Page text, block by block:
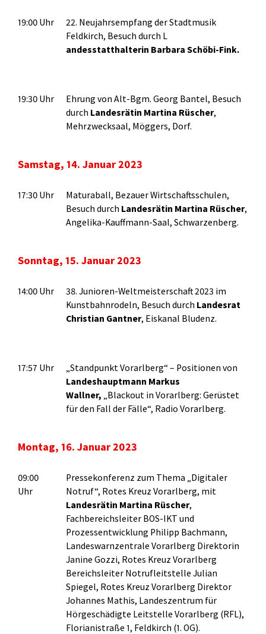
19:00 Uhr
22. Neujahrsempfang der Stadtmusik
Feldkirch, Besuch durch L
andesstatthalterin Barbara Schöbi-Fink.
19:30 Uhr
Ehrung von Alt-Bgm. Georg Bantel, Besuch
durch Landesrätin Martina Rüscher,
Mehrzwecksaal, Möggers, Dorf.
Samstag, 14. Januar 2023
17:30 Uhr
Maturaball, Bezauer Wirtschaftsschulen,
Besuch durch Landesrätin Martina Rüscher,
Angelika-Kauffmann-Saal, Schwarzenberg.
Sonntag, 15. Januar 2023
14:00 Uhr
38. Junioren-Weltmeisterschaft 2023 im
Kunstbahnrodeln, Besuch durch Landesrat
Christian Gantner, Eiskanal Bludenz.
17:57 Uhr
„Standpunkt Vorarlberg“ – Positionen von
Landeshauptmann Markus
Wallner, „Blackout in Vorarlberg: Gerüstet
für den Fall der Fälle“, Radio Vorarlberg.
Montag, 16. Januar 2023
09:00
Uhr
Pressekonferenz zum Thema „Digitaler
Notruf“, Rotes Kreuz Vorarlberg, mit
Landesrätin Martina Rüscher,
Fachbereichsleiter BOS-IKT und
Prozessentwicklung Philipp Bachmann,
Landeswarnzentrale Vorarlberg Direktorin
Janine Gozzi, Rotes Kreuz Vorarlberg
Bereichsleiter Notrufleitstelle Julian
Spiegel, Rotes Kreuz Vorarlberg Direktor
Johannes Mathis, Landeszentrum für
Hörgeschädigte Leitstelle Vorarlberg (RFL),
Florianistraße 1, Feldkirch (1. OG).